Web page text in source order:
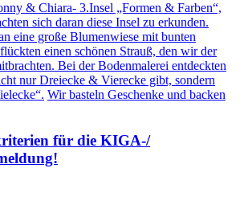
& Chiara- 3.Insel „Formen & Farben“,
sich daran diese Insel zu erkunden.
eine große Blumenwiese mit bunten
einen schönen Strauß, den wir der
Bei der Bodenmalerei entdeckten
nur Dreiecke & Vierecke gibt, sondern
Wir basteln Geschenke und backen
für die KIGA-/